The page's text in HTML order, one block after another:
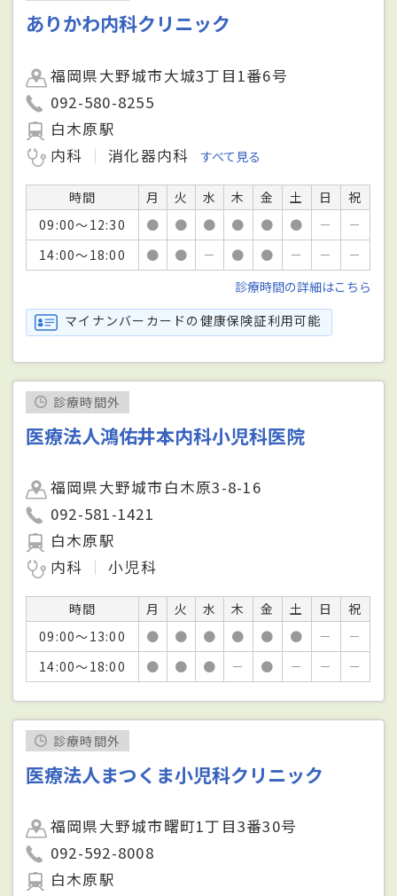
ありかわ内科クリニック
福岡県大野城市大城3丁目1番6号
092-580-8255
白木原駅
内科
消化器内科 すべて見る
時間 月 火 水 木 金 土 日
祝
09:00～12:30
● ● ● ● ● ● －
－
14:00～18:00
● ● － ● ● － －
－
診療時間の詳細はこちら
マイナンバーカードの健康保険証利用可能
診療時間外
医療法人鴻佑井本内科小児科医院
福岡県大野城市白木原3-8-16
092-581-1421
白木原駅
内科
小児科
時間 月 火 水 木 金 土 日
祝
09:00～13:00
● ● ● ● ● ● －
－
14:00～18:00
● ● ● － ● － － －
診療時間外
医療法人まつくま小児科クリニック
福岡県大野城市曙町1丁目3番30号
092-592-8008
白木原駅